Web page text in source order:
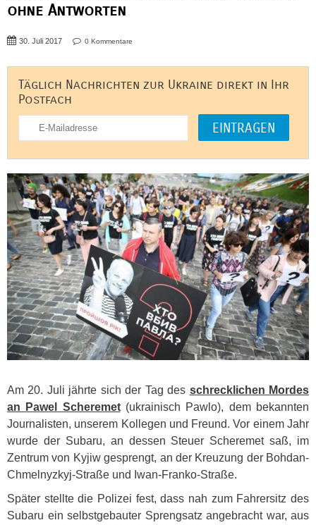
ohne Antworten
30. Juli 2017 0 Kommentare
Täglich Nachrichten zur Ukraine direkt in Ihr
Postfach
Am 20. Juli jährte sich der Tag des schrecklichen Mordes
an Pawel Scheremet(ukrainisch Pawlo), dem bekannten
Journalisten, unserem Kollegen und Freund. Vor einem Jahr
wurde der Subaru, an dessen Steuer Scheremet saß, im
Zentrum von Kyjiw gesprengt, an der Kreuzung der Bohdan-
Chmelnyzkyj-Straße und Iwan-Franko-Straße.
Später stellte die Polizei fest, dass nah zum Fahrersitz des
Subaru ein selbstgebauter Sprengsatz angebracht war, aus